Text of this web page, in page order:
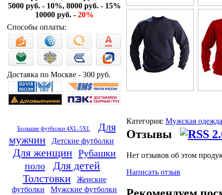
5000 руб. - 10%, 8000 руб. - 15%
10000 руб. - 20%
Способы оплаты:
Доставка по Москве - 300 руб.
Большие футболки 4XL-5XL
Для
мужчин
Детские футболки
Для женщин Рубашки
поло
Для детей
Толстовки
Женские
футболки
Мужские футболки
Категория: Мужская одежда
Отзывы
Нет отзывов об этом
Написать отзыв